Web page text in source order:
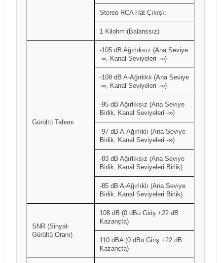
Stereo RCA Hat Çıkışı:
1 Kilohm (Balanssız)
Gürültü Tabanı
-105 dB Ağırlıksız (Ana Seviye
-∞, Kanal Seviyeleri -∞)
-108 dB A-Ağırlıklı (Ana Seviye
-∞, Kanal Seviyeleri -∞)
-95 dB Ağırlıksız (Ana Seviye
Birlik, Kanal Seviyeleri -∞)
-97 dB A-Ağırlıklı (Ana Seviye
Birlik, Kanal Seviyeleri -∞)
-83 dB Ağırlıksız (Ana Seviye
Birlik, Kanal Seviyeleri Birlik)
-85 dB A-Ağırlıklı (Ana Seviye
Birlik, Kanal Seviyeleri Birlik)
SNR (Sinyal-
Gürültü Oranı)
108 dB (0 dBu Giriş +22 dB
Kazançta)
110 dBA (0 dBu Giriş +22 dB
Kazançta)